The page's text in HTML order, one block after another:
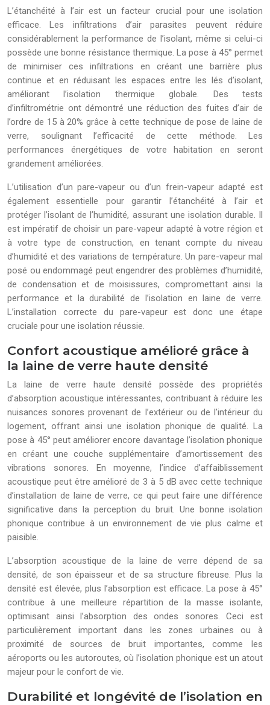
L’étanchéité à l’air est un facteur crucial pour une isolation
efficace. Les infiltrations d’air parasites peuvent réduire
considérablement la performance de l’isolant, même si celui-ci
possède une bonne résistance thermique. La pose à 45° permet
de minimiser ces infiltrations en créant une barrière plus
continue et en réduisant les espaces entre les lés d’isolant,
améliorant l’isolation thermique globale. Des tests
d’infiltrométrie ont démontré une réduction des fuites d’air de
l’ordre de 15 à 20% grâce à cette technique de pose de laine de
verre, soulignant l’efficacité de cette méthode. Les
performances énergétiques de votre habitation en seront
grandement améliorées.
L’utilisation d’un pare-vapeur ou d’un frein-vapeur adapté est
également essentielle pour garantir l’étanchéité à l’air et
protéger l’isolant de l’humidité, assurant une isolation durable. Il
est impératif de choisir un pare-vapeur adapté à votre région et
à votre type de construction, en tenant compte du niveau
d’humidité et des variations de température. Un pare-vapeur mal
posé ou endommagé peut engendrer des problèmes d’humidité,
de condensation et de moisissures, compromettant ainsi la
performance et la durabilité de l’isolation en laine de verre.
L’installation correcte du pare-vapeur est donc une étape
cruciale pour une isolation réussie.
Confort acoustique amélioré grâce à
la laine de verre haute densité
La laine de verre haute densité possède des propriétés
d’absorption acoustique intéressantes, contribuant à réduire les
nuisances sonores provenant de l’extérieur ou de l’intérieur du
logement, offrant ainsi une isolation phonique de qualité. La
pose à 45° peut améliorer encore davantage l’isolation phonique
en créant une couche supplémentaire d’amortissement des
vibrations sonores. En moyenne, l’indice d’affaiblissement
acoustique peut être amélioré de 3 à 5 dB avec cette technique
d’installation de laine de verre, ce qui peut faire une différence
significative dans la perception du bruit. Une bonne isolation
phonique contribue à un environnement de vie plus calme et
paisible.
L’absorption acoustique de la laine de verre dépend de sa
densité, de son épaisseur et de sa structure fibreuse. Plus la
densité est élevée, plus l’absorption est efficace. La pose à 45°
contribue à une meilleure répartition de la masse isolante,
optimisant ainsi l’absorption des ondes sonores. Ceci est
particulièrement important dans les zones urbaines ou à
proximité de sources de bruit importantes, comme les
aéroports ou les autoroutes, où l’isolation phonique est un atout
majeur pour le confort de vie.
Durabilité et longévité de l’isolation en